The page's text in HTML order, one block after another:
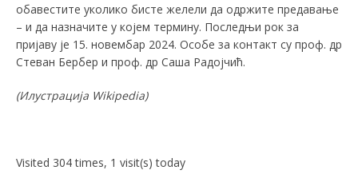
обавестите уколико бисте желели да одржите предавање
– и да назначите у коjeм термину. Последњи рок за
пријаву је 15. новембар 2024. Особе за контакт су проф. др
Стеван Бербер и проф. др Саша Радојчић.
(Илустрација Wikipedia)
Visited 304 times, 1 visit(s) today